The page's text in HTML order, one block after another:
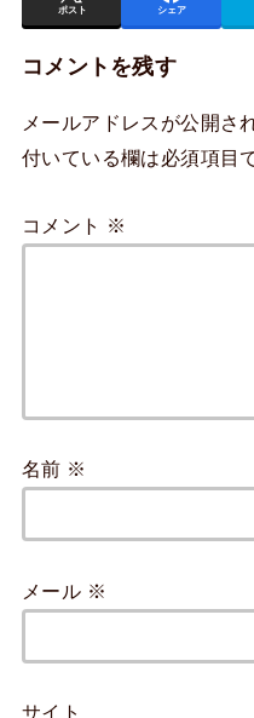
ポスト シェア
コメントを残す
メールアドレスが公開さ
付いている欄は必須項目
コメント ※
名前 ※
メール ※
サイト